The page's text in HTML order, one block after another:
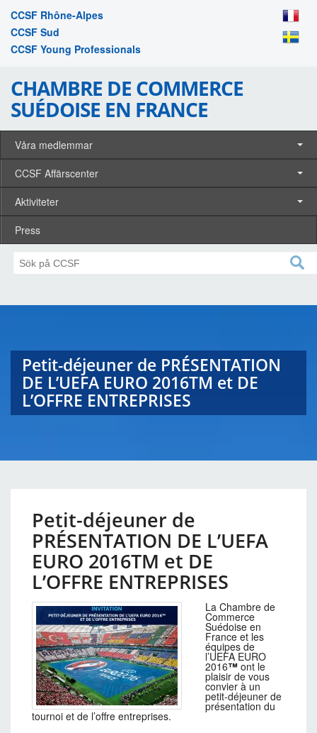
CCSF Rhône-Alpes
CCSF Sud
CCSF Young Professionals
CHAMBRE DE COMMERCE
SUÉDOISE EN FRANCE
Våra medlemmar
CCSF Affärscenter
Aktiviteter
Press
Petit-déjeuner de PRÉSENTATION
DE L’UEFA EURO 2016TM et DE
L’OFFRE ENTREPRISES
Petit-déjeuner de
PRÉSENTATION DE L’UEFA
EURO 2016TM et DE
L’OFFRE ENTREPRISES
La Chambre de
Commerce
Suédoise en
France et les
équipes de
l’UEFA EURO
2016™ ont le
plaisir de vous
convier à un
petit-déjeuner de
présentation du
tournoi et de l’offre entreprises.